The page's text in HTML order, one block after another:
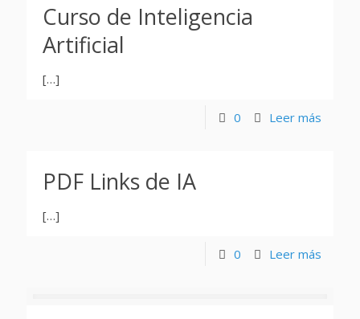
Curso de Inteligencia
Artificial
[…]
0 Leer más
PDF Links de IA
[…]
0 Leer más